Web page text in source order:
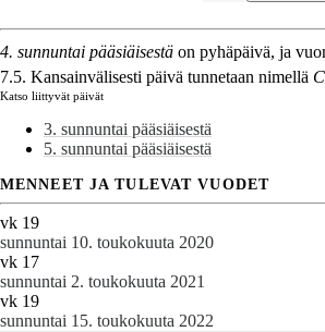
4. sunnuntai pääsiäisestä on pyhäpäivä, ja
7.5. Kansainvälisesti päivä tunnetaan nimellä
Katso liittyvät päivät
3. sunnuntai pääsiäisestä
5. sunnuntai pääsiäisestä
MENNEET JA TULEVAT VUODET
vk 19
sunnuntai 10. toukokuuta 2020
vk 17
sunnuntai 2. toukokuuta 2021
vk 19
sunnuntai 15. toukokuuta 2022